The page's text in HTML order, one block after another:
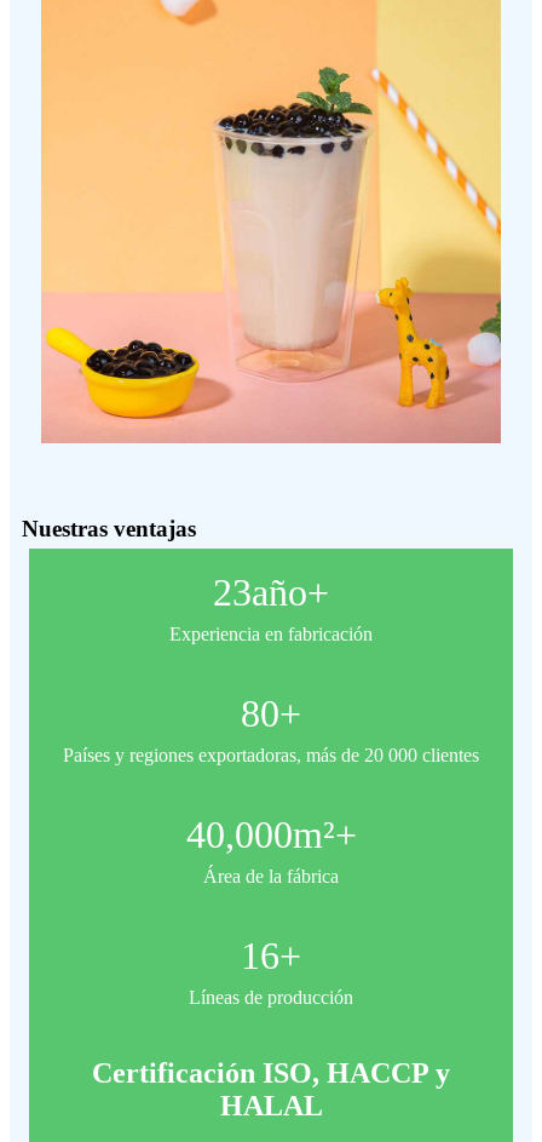
Nuestras ventajas
23año+
Experiencia en fabricación
80+
Países y regiones exportadoras, más de 20 000 clientes
40,000m²+
Área de la fábrica
16+
Líneas de producción
Certificación ISO, HACCP y
HALAL